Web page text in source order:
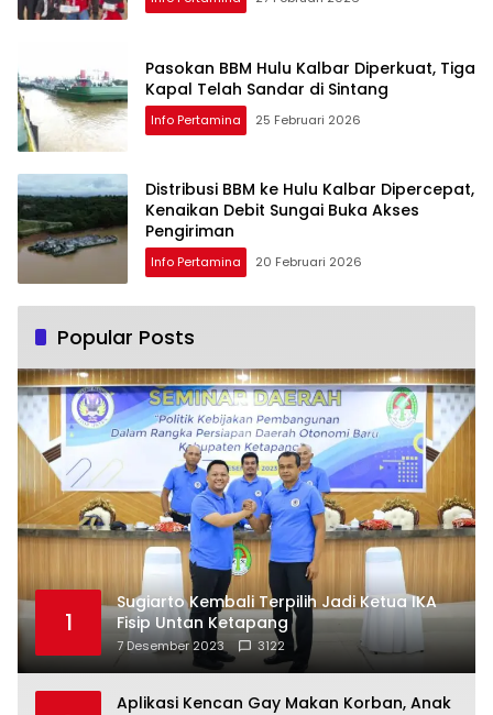
Pasokan BBM Hulu Kalbar Diperkuat, Tiga
Kapal Telah Sandar di Sintang
Info Pertamina 25 Februari 2026
Distribusi BBM ke Hulu Kalbar Dipercepat,
Kenaikan Debit Sungai Buka Akses
Pengiriman
Info Pertamina 20 Februari 2026
Popular Posts
1
Sugiarto Kembali Terpilih Jadi Ketua IKA
Fisip Untan Ketapang
7 Desember 2023 3122
Aplikasi Kencan Gay Makan Korban, Anak